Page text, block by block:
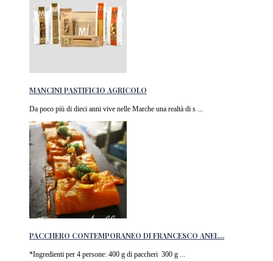
MANCINI PASTIFICIO AGRICOLO
Da poco più di dieci anni vive nelle Marche una realtà di s ...
PACCHERO CONTEMPORANEO DI FRANCESCO ANEL...
*Ingredienti per 4 persone: 400 g di paccheri 300 g ...